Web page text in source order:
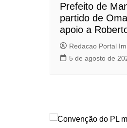
Prefeito de
partido de
apoio a
Redacao Portal
5 de agosto de